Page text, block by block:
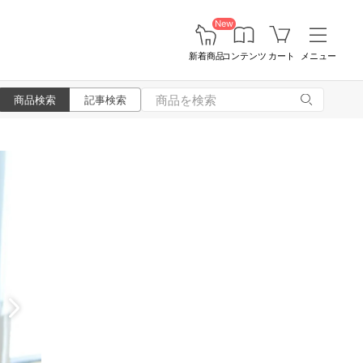
New
新着商品コンテンツ カート メニュー
商品検索 記事検索